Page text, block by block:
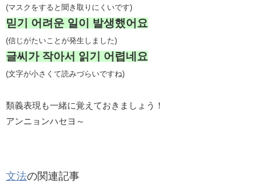
(マスクをすると聞き取りにくいです)
믿기 어려운 일이 발생했어요
(信じがたいことが発生しました)
글씨가 작아서 읽기 어렵네요
(文字が小さくて読みづらいですね)
類義表現も一緒に覚えておきましょう！
アンニョンハセヨ～
文法の関連記事